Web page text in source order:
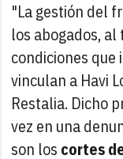
"La gestión del
los abogados,
condiciones que
vinculan a Havi
Restalia. Dicho
vez en una
son los cortes